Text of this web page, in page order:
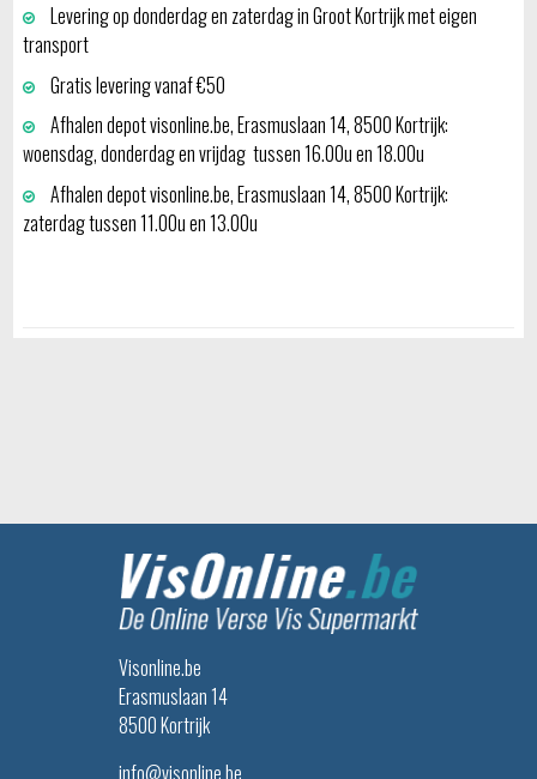
Levering op donderdag en zaterdag in Groot Kortrijk met eigen
transport
Gratis levering vanaf €50
Afhalen depot visonline.be, Erasmuslaan 14, 8500 Kortrijk:
woensdag, donderdag en vrijdag tussen 16.00u en 18.00u
Afhalen depot visonline.be, Erasmuslaan 14, 8500 Kortrijk:
zaterdag tussen 11.00u en 13.00u
Visonline.be
Erasmuslaan 14
8500 Kortrijk
info@visonline.be